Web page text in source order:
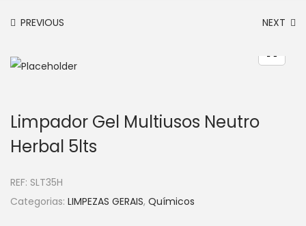
PREVIOUS NEXT
Limpador Gel Multiusos Neutro
Herbal 5lts
REF: SLT35H
Categorias: LIMPEZAS GERAIS, Químicos